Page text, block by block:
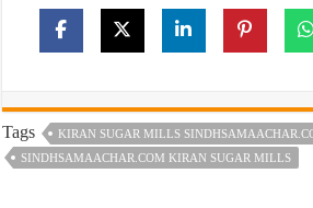
Tags
KIRAN SUGAR MILLS
SINDHSAMAACHAR.COM KIRAN SUGAR MILLS